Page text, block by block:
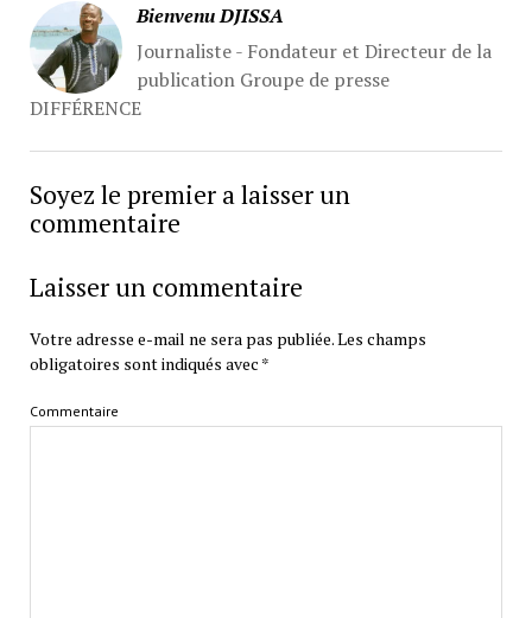
Bienvenu DJISSA
Journaliste - Fondateur et Directeur de la
publication Groupe de presse
DIFFÉRENCE
Soyez le premier a laisser un
commentaire
Laisser un commentaire
Votre adresse e-mail ne sera pas publiée.Les champs
obligatoires sont indiqués avec *
Commentaire